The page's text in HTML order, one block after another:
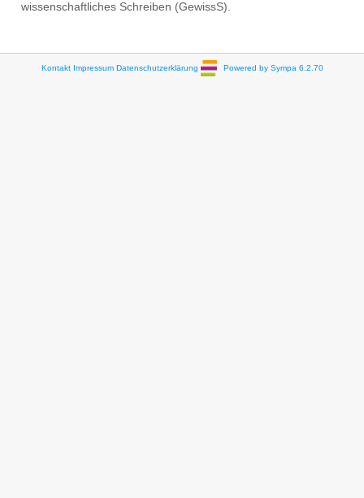
wissenschaftliches Schreiben (GewissS).
Kontakt Impressum Datenschutzerklärung Powered by Sympa 6.2.70